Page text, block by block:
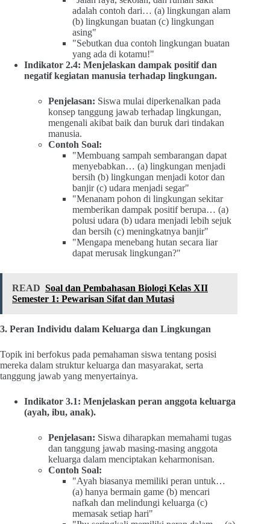
adalah contoh dari… (a) lingkungan alam
(b) lingkungan buatan (c) lingkungan
asing"
"Sebutkan dua contoh lingkungan buatan
yang ada di kotamu!"
Indikator 2.4: Menjelaskan dampak positif dan
negatif kegiatan manusia terhadap lingkungan.
Penjelasan: Siswa mulai diperkenalkan pada
konsep tanggung jawab terhadap lingkungan,
mengenali akibat baik dan buruk dari tindakan
manusia.
Contoh Soal:
"Membuang sampah sembarangan dapat
menyebabkan… (a) lingkungan menjadi
bersih (b) lingkungan menjadi kotor dan
banjir (c) udara menjadi segar"
"Menanam pohon di lingkungan sekitar
memberikan dampak positif berupa… (a)
polusi udara (b) udara menjadi lebih sejuk
dan bersih (c) meningkatnya banjir"
"Mengapa menebang hutan secara liar
dapat merusak lingkungan?"
READ Soal dan Pembahasan Biologi Kelas XII
Semester 1: Pewarisan Sifat dan Mutasi
3. Peran Individu dalam Keluarga dan Lingkungan
Topik ini berfokus pada pemahaman siswa tentang posisi
mereka dalam struktur keluarga dan masyarakat, serta
tanggung jawab yang menyertainya.
Indikator 3.1: Menjelaskan peran anggota keluarga
(ayah, ibu, anak).
Penjelasan: Siswa diharapkan memahami tugas
dan tanggung jawab masing-masing anggota
keluarga dalam menciptakan keharmonisan.
Contoh Soal:
"Ayah biasanya memiliki peran untuk…
(a) hanya bermain game (b) mencari
nafkah dan melindungi keluarga (c)
memasak setiap hari"